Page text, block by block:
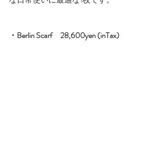
・Berlin Scarf　28,600yen (inTax)